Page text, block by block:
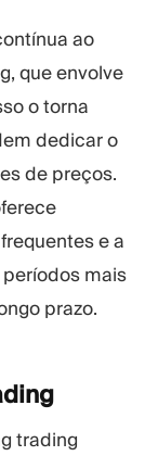
ao
que envolve
o torna
dedicar o
de preços.
e a
mais
prazo.
trading